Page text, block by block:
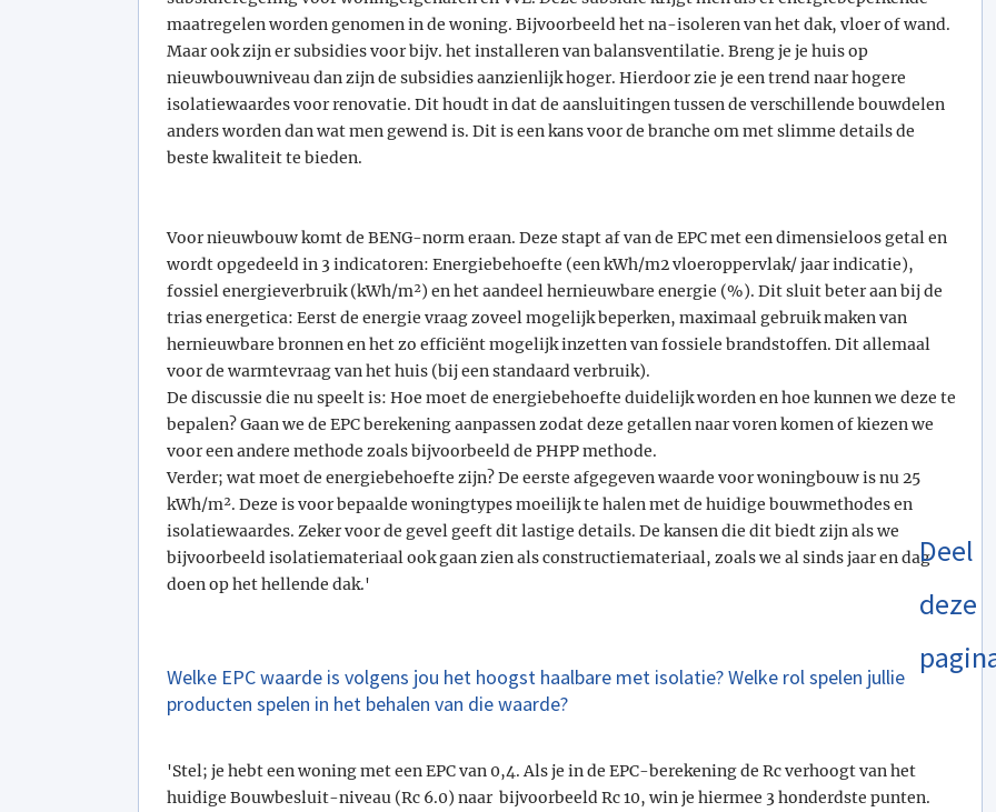
maatregelen worden genomen in de woning. Bijvoorbeeld het na-isoleren van het dak, vloer of wand.
Maar ook zijn er subsidies voor bijv. het installeren van balansventilatie. Breng je je huis op
nieuwbouwniveau dan zijn de subsidies aanzienlijk hoger. Hierdoor zie je een trend naar hogere
isolatiewaardes voor renovatie. Dit houdt in dat de aansluitingen tussen de verschillende bouwdelen
anders worden dan wat men gewend is. Dit is een kans voor de branche om met slimme details de
beste kwaliteit te bieden.
Voor nieuwbouw komt de BENG-norm eraan. Deze stapt af van de EPC met een dimensieloos getal en
wordt opgedeeld in 3 indicatoren: Energiebehoefte (een kWh/m2 vloeroppervlak/ jaar indicatie),
fossiel energieverbruik (kWh/m²) en het aandeel hernieuwbare energie (%). Dit sluit beter aan bij de
trias energetica: Eerst de energie vraag zoveel mogelijk beperken, maximaal gebruik maken van
hernieuwbare bronnen en het zo efficiënt mogelijk inzetten van fossiele brandstoffen. Dit allemaal
voor de warmtevraag van het huis (bij een standaard verbruik).
De discussie die nu speelt is: Hoe moet de energiebehoefte duidelijk worden en hoe kunnen we deze te
bepalen? Gaan we de EPC berekening aanpassen zodat deze getallen naar voren komen of kiezen we
voor een andere methode zoals bijvoorbeeld de PHPP methode.
Verder; wat moet de energiebehoefte zijn? De eerste afgegeven waarde voor woningbouw is nu 25
kWh/m². Deze is voor bepaalde woningtypes moeilijk te halen met de huidige bouwmethodes en
isolatiewaardes. Zeker voor de gevel geeft dit lastige details. De kansen die dit biedt zijn als we
bijvoorbeeld isolatiemateriaal ook gaan zien als constructiemateriaal, zoals we al sinds jaar en dag
doen op het hellende dak.'
Welke EPC waarde is volgens jou het hoogst haalbare met isolatie? Welke rol spelen jullie
producten spelen in het behalen van die waarde?
'Stel; je hebt een woning met een EPC van 0,4. Als je in de EPC-berekening de Rc verhoogt van het
huidige Bouwbesluit-niveau (Rc 6.0) naar bijvoorbeeld Rc 10, win je hiermee 3 honderdste punten.
Deel
deze